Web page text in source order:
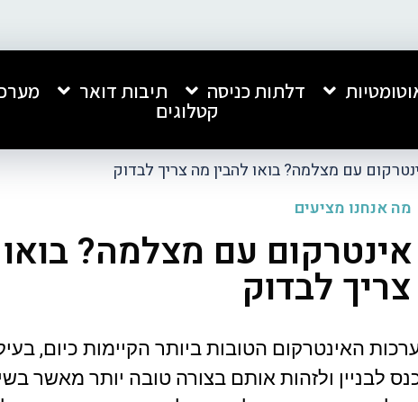
דלתות כניסה תיבות דואר
קטלוגים
עם מצלמה? בואו להבין מה צריך לבדוק
מה אנחנו מציעים
עם מצלמה?
לבדוק
האינטרקום הטובות ביותר הקיימות כיום,
לבניין ולזהות אותם בצורה טובה יותר מאשר
ביותר.
קיבלתי שירות מצוין,
כל התהליך. העבודה
איכותית ומרשימה
חברה מעולה, התקנה נקייה ומקצועית.
שירות מהיר ומצויין. ממליץ עליהם בחום!